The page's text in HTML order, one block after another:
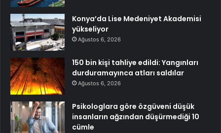
Konya’da Lise Medeniyet Akademisi
yükseliyor
Ağustos 6, 2026
150 bin kişi tahliye edildi: Yangınları
durduramayınca atları saldılar
Ağustos 6, 2026
Psikologlara göre özgüveni düşük
insanların ağzından düşürmediği 10
cümle